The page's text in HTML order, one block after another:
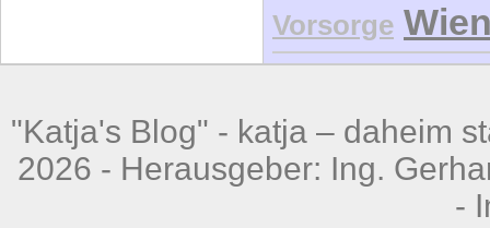
Vorsorge
"Katja's Blog" - katja – daheim
2026 - Herausgeber: Ing.
-